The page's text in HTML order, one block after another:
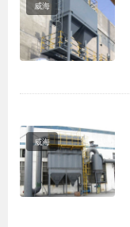
威海
威海